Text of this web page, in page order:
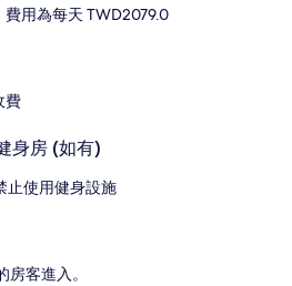
費用為每天 TWD2079.0
費
身房 (如有)
止使用健身設施
客進入。